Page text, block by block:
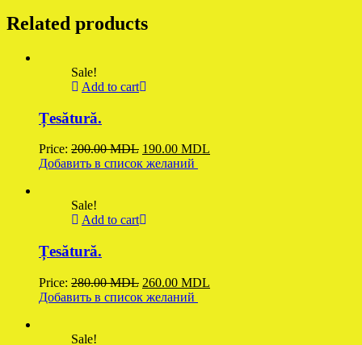
Related products
Sale!
Add to cart
Țesătură.
Price: 200.00MDL Original
price
190.00 MDL
Добавить в список желаний
Sale!
Add to cart
Țesătură.
Price: 280.00MDL Original
price
260.00 MDL
Добавить в список желаний
Sale!